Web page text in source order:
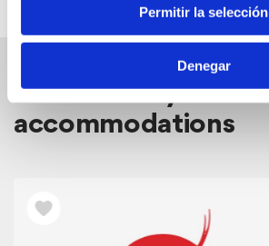
Permitir la selección
Denegar
Other nearby
accommodations